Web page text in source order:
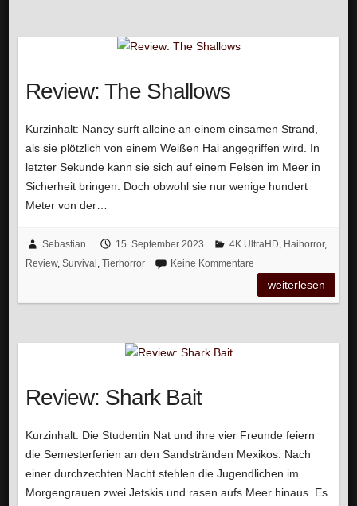
Review: The Shallows
Kurzinhalt: Nancy surft alleine an einem einsamen Strand,
als sie plötzlich von einem Weißen Hai angegriffen wird. In
letzter Sekunde kann sie sich auf einem Felsen im Meer in
Sicherheit bringen. Doch obwohl sie nur wenige hundert
Meter von der…
Sebastian 15. September 2023 4K UltraHD, Haihorror,
Review, Survival , Tierhorror Keine Kommentare
weiterlesen
Review: Shark Bait
Kurzinhalt: Die Studentin Nat und ihre vier Freunde feiern
die Semesterferien an den Sandstränden Mexikos. Nach
einer durchzechten Nacht stehlen die Jugendlichen im
Morgengrauen zwei Jetskis und rasen aufs Meer hinaus. Es